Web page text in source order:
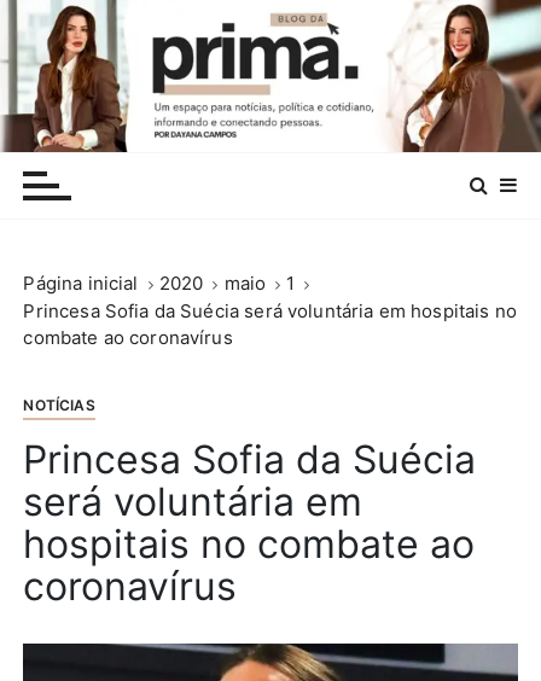
Página inicial 2020 maio
1
Princesa Sofia da Suécia será voluntária em hospitais no
combate ao coronavírus
NOTÍCIAS
Princesa Sofia da Suécia
será voluntária em
hospitais no combate ao
coronavírus